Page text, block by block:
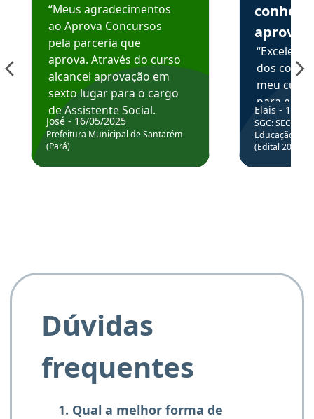
“Meus agradecimentos
ao Aprova Concursos
pela parceria que
aprova. Através do curso
alcancei aprovação em
sexto lugar para o cargo
de Assistente Social.
Hoje estou atuando na
Prefeitura de Santarém.
José - 16/05/2025
Prefeitura Municipal de Santarém
(Pará)
aprova
dos
meu
para
colocar
através
de
Elais - 15/
SGC: SEC BA
Educação
(Edital
Dúvidas
frequentes
1. Qual a melhor forma de